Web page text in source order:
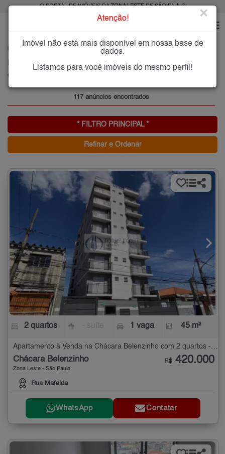
O PORTAL DE IMÓVEIS DAZONA LESTEDE SÃO PAULO
CHÁCARA BELENZINHO
Chácara Belenzinho, Zona Leste
117 anúncios encontrados
* FILTRO PRINCIPAL *
Refinar e Ordenar
2 quartos 1 vaga 45 m²
Chácara Belenzinho
Zona Leste - São Paulo
Rua Mafalda
R$ 420.000
WhatsApp Contatar
Atenção! ×
Imóvel não está mais disponível em nossa base de
dados.
Listamos para você imóveis do mesmo perfil!